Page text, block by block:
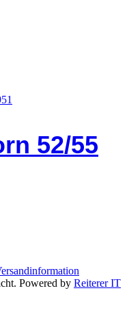
52/55
Powered by Reiterer IT